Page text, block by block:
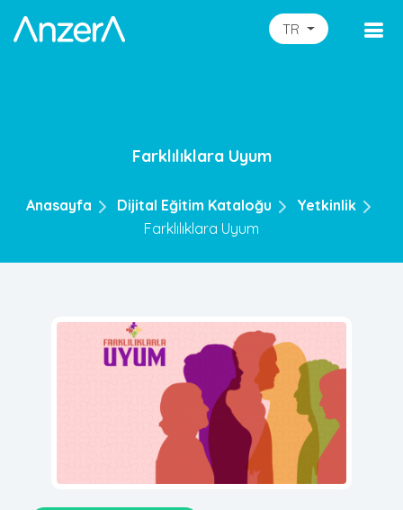
TR
Farklılıklara Uyum
Anasayfa Dijital Eğitim Kataloğu
Yetkinlik
Farklılıklara Uyum